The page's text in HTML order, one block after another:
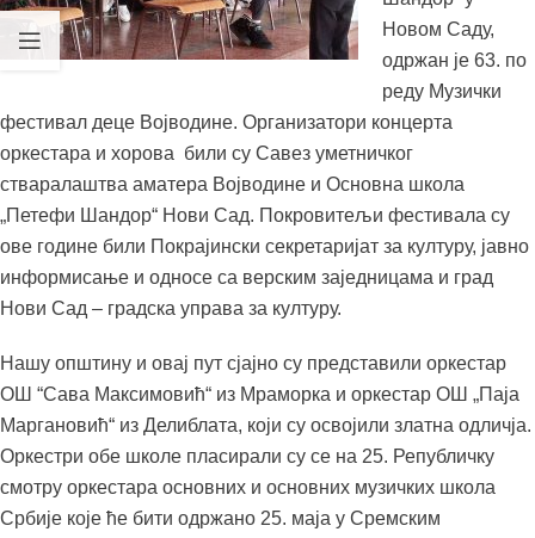
Новом Саду,
одржан је 63. по
реду Музички
фестивал деце Војводине. Организатори концерта
оркестара и хорова били су Савез уметничког
стваралаштва аматера Војводине и Основна школа
„Петефи Шандор“ Нови Сад. Покровитељи фестивала су
ове године били Покрајински секретаријат за културу, јавно
информисање и односе са верским заједницама и град
Нови Сад – градска управа за културу.
Нашу општину и овај пут сјајно су представили оркестар
ОШ “Сава Максимовић“ из Мраморка и оркестар ОШ „Паја
Маргановић“ из Делиблата, који су освојили златна одличја.
Оркестри обе школе пласирали су се на 25. Републичку
смотру оркестара основних и основних музичких школа
Србије које ће бити одржано 25. маја у Сремским